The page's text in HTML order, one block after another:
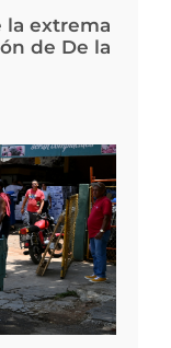
la extrema
de De la